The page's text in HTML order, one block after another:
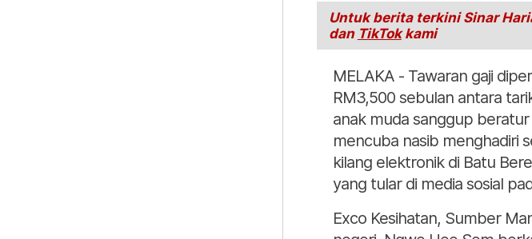
Untuk berita terkini Sinar
dan TikTokkami
MELAKA - Tawaran gaji
RM3,500 sebulan antara
anak muda sanggup
mencuba nasib menghadiri
kilang elektronik di Batu
yang tular di media sosial
Exco Kesihatan, Sumber